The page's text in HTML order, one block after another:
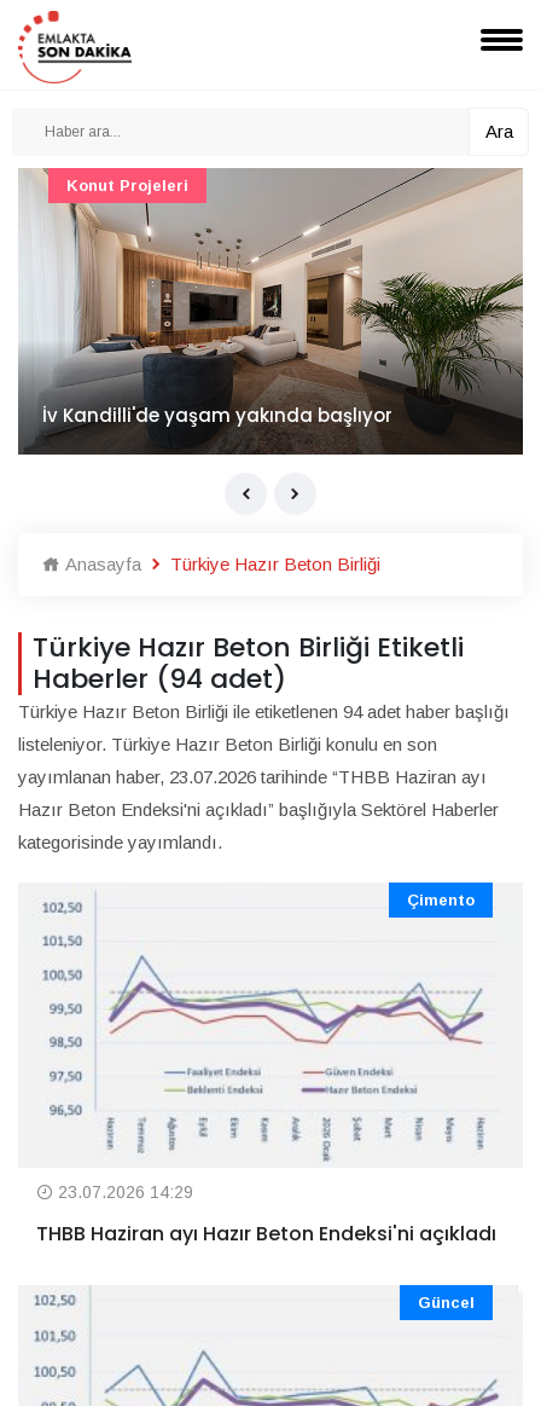
Ara
İv Kandilli'de yaşam yakında başlıyor
Konut Projeleri
Anasayfa Türkiye Hazır Beton Birliği
Türkiye Hazır Beton Birliği Etiketli
Haberler (94 adet)
Türkiye Hazır Beton Birliği ile etiketlenen 94 adet haber başlığı
listeleniyor. Türkiye Hazır Beton Birliği konulu en son
yayımlanan haber, 23.07.2026 tarihinde “THBB Haziran ayı
Hazır Beton Endeksi'ni açıkladı” başlığıyla Sektörel Haberler
kategorisinde yayımlandı.
Çimento
23.07.2026 14:29
THBB Haziran ayı Hazır Beton Endeksi'ni açıkladı
Güncel